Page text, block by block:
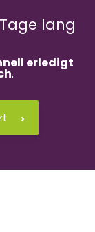
lang
erledigt
.